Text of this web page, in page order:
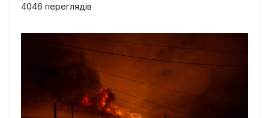
4046 переглядiв